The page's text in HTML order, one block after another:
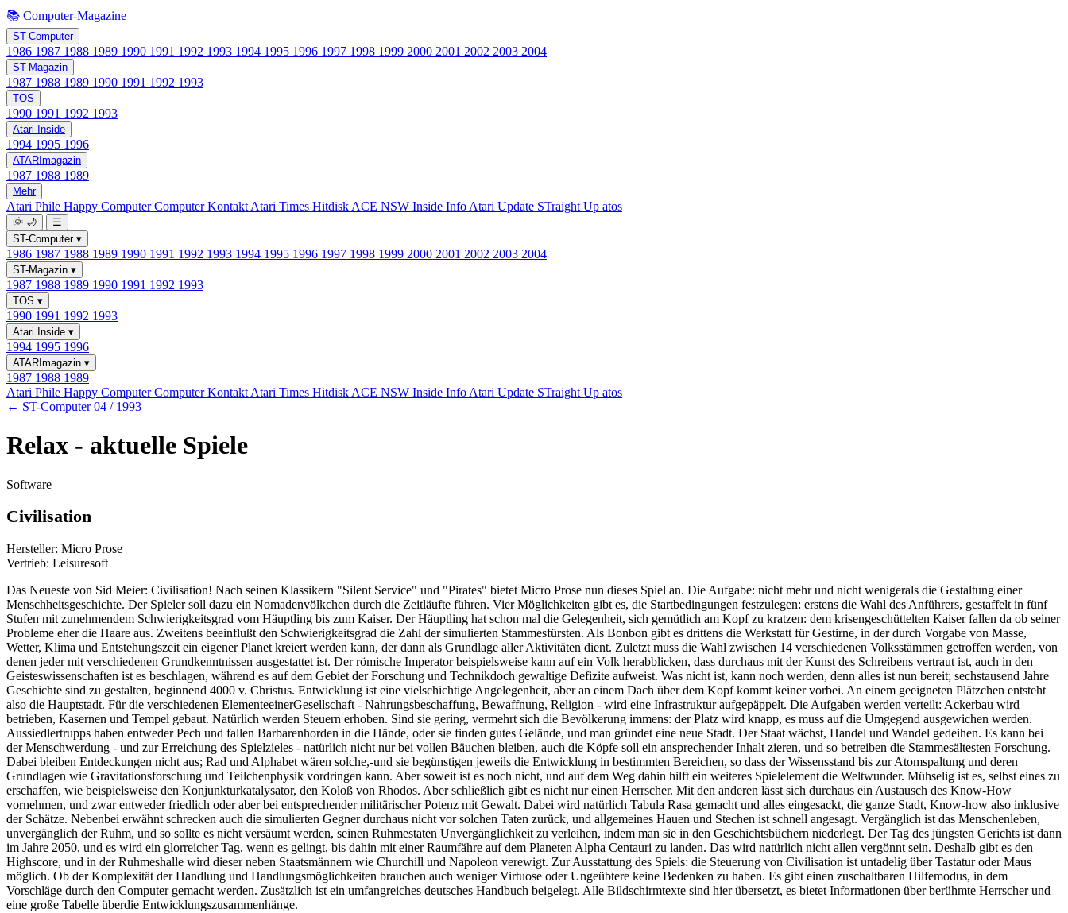
📚 Computer-Magazine
ST-Computer
1986 1987 1988 1989 1990 1991 1992 1993 1994 1995 1996 1997 1998 1999 2000 2001 2002 2003 2004
ST-Magazin
1987 1988 1989 1990 1991 1992 1993
TOS
1990 1991 1992 1993
Atari Inside
1994 1995 1996
ATARImagazin
1987 1988 1989
Mehr
Atari Phile Happy ComputerComputer Kontakt Atari Times Hitdisk ACE NSW Inside Info Atari Update STraight Up atos
🌞 🌙
☰
ST-Computer ▾
1986 1987 1988 1989 1990 1991 1992 1993 1994 1995 1996 1997 1998 1999 2000 2001 2002 2003 2004
ST-Magazin ▾
1987 1988 1989 1990 1991 1992 1993
TOS ▾
1990 1991 1992 1993
Atari Inside ▾
1994 1995 1996
ATARImagazin ▾
1987 1988 1989
Atari Phile Happy ComputerComputer Kontakt Atari Times Hitdisk ACE NSW Inside Info Atari Update STraight Up atos
← ST-Computer 04 / 1993
Relax - aktuelle Spiele
Software
Civilisation
Hersteller: Micro Prose
Vertrieb: Leisuresoft
Das Neueste von Sid Meier: Civilisation! Nach seinen Klassikern "Silent Service" und "Pirates" bietet Micro Prose nun dieses Spiel an. Die Aufgabe: nicht mehr und nicht wenigerals die Gestaltung einer
Menschheitsgeschichte. Der Spieler soll dazu ein Nomadenvölkchen durch die Zeitläufte führen. Vier Möglichkeiten gibt es, die Startbedingungen festzulegen: erstens die Wahl des Anführers, gestaffelt in fünf
Stufen mit zunehmendem Schwierigkeitsgrad vom Häuptling bis zum Kaiser. Der Häuptling hat schon mal die Gelegenheit, sich gemütlich am Kopf zu kratzen: dem krisengeschüttelten Kaiser fallen da ob seiner
Probleme eher die Haare aus. Zweitens beeinflußt den Schwierigkeitsgrad die Zahl der simulierten Stammesfürsten. Als Bonbon gibt es drittens die Werkstatt für Gestirne, in der durch Vorgabe von Masse,
Wetter, Klima und Entstehungszeit ein eigener Planet kreiert werden kann, der dann als Grundlage aller Aktivitäten dient. Zuletzt muss die Wahl zwischen 14 verschiedenen Volksstämmen getroffen werden, von
denen jeder mit verschiedenen Grundkenntnissen ausgestattet ist. Der römische Imperator beispielsweise kann auf ein Volk herabblicken, dass durchaus mit der Kunst des Schreibens vertraut ist, auch in den
Geisteswissenschaften ist es beschlagen, während es auf dem Gebiet der Forschung und Technikdoch gewaltige Defizite aufweist. Was nicht ist, kann noch werden, denn alles ist nun bereit; sechstausend Jahre
Geschichte sind zu gestalten, beginnend 4000 v. Christus. Entwicklung ist eine vielschichtige Angelegenheit, aber an einem Dach über dem Kopf kommt keiner vorbei. An einem geeigneten Plätzchen entsteht
also die Hauptstadt. Für die verschiedenen ElementeeinerGesellschaft - Nahrungsbeschaffung, Bewaffnung, Religion - wird eine Infrastruktur aufgepäppelt. Die Aufgaben werden verteilt: Ackerbau wird
betrieben, Kasernen und Tempel gebaut. Natürlich werden Steuern erhoben. Sind sie gering, vermehrt sich die Bevölkerung immens: der Platz wird knapp, es muss auf die Umgegend ausgewichen werden.
Aussiedlertrupps haben entweder Pech und fallen Barbarenhorden in die Hände, oder sie finden gutes Gelände, und man gründet eine neue Stadt. Der Staat wächst, Handel und Wandel gedeihen. Es kann bei
der Menschwerdung - und zur Erreichung des Spielzieles - natürlich nicht nur bei vollen Bäuchen bleiben, auch die Köpfe soll ein ansprechender Inhalt zieren, und so betreiben die Stammesältesten Forschung.
Dabei bleiben Entdeckungen nicht aus; Rad und Alphabet wären solche,-und sie begünstigen jeweils die Entwicklung in bestimmten Bereichen, so dass der Wissensstand bis zur Atomspaltung und deren
Grundlagen wie Gravitationsforschung und Teilchenphysik vordringen kann. Aber soweit ist es noch nicht, und auf dem Weg dahin hilft ein weiteres Spielelement die Weltwunder. Mühselig ist es, selbst eines zu
erschaffen, wie beispielsweise den Konjunkturkatalysator, den Koloß von Rhodos. Aber schließlich gibt es nicht nur einen Herrscher. Mit den anderen lässt sich durchaus ein Austausch des Know-How
vornehmen, und zwar entweder friedlich oder aber bei entsprechender militärischer Potenz mit Gewalt. Dabei wird natürlich Tabula Rasa gemacht und alles eingesackt, die ganze Stadt, Know-how also inklusive
der Schätze. Nebenbei erwähnt schrecken auch die simulierten Gegner durchaus nicht vor solchen Taten zurück, und allgemeines Hauen und Stechen ist schnell angesagt. Vergänglich ist das Menschenleben,
unvergänglich der Ruhm, und so sollte es nicht versäumt werden, seinen Ruhmestaten Unvergänglichkeit zu verleihen, indem man sie in den Geschichtsbüchern niederlegt. Der Tag des jüngsten Gerichts ist dann
im Jahre 2050, und es wird ein glorreicher Tag, wenn es gelingt, bis dahin mit einer Raumfähre auf dem Planeten Alpha Centauri zu landen. Das wird natürlich nicht allen vergönnt sein. Deshalb gibt es den
Highscore, und in der Ruhmeshalle wird dieser neben Staatsmännern wie Churchill und Napoleon verewigt. Zur Ausstattung des Spiels: die Steuerung von Civilisation ist untadelig über Tastatur oder Maus
möglich. Ob der Komplexität der Handlung und Handlungsmöglichkeiten brauchen auch weniger Virtuose oder Ungeübtere keine Bedenken zu haben. Es gibt einen zuschaltbaren Hilfemodus, in dem
Vorschläge durch den Computer gemacht werden. Zusätzlich ist ein umfangreiches deutsches Handbuch beigelegt. Alle Bildschirmtexte sind hier übersetzt, es bietet Informationen über berühmte Herrscher und
eine große Tabelle überdie Entwicklungszusammenhänge.